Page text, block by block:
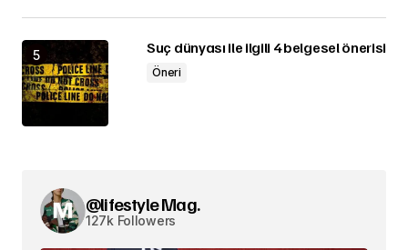
Suç dünyası ile ilgili 4 belgesel önerisi
Öneri
@lifestyle Mag.
127k Followers